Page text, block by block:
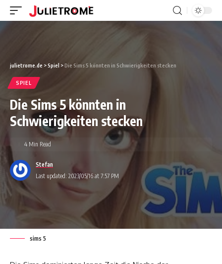
julietrome.de >Spiel >Die Sims 5 könnten in Schwierigkeiten stecken
SPIEL
Die Sims 5 könnten in
Schwierigkeiten stecken
Last updated: 2023/05/16 at 7:57 PM
Stefan
4 Min Read
sims 5